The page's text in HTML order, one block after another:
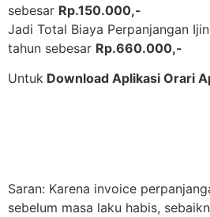
sebesar Rp.150.000,-
Jadi Total Biaya Perpanjangan
tahun sebesar Rp.660.000,-
Untuk Download Aplikasi Orari
Saran: Karena invoice
sebelum masa laku habis,